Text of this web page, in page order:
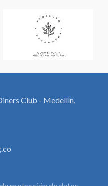
Club - Medellín,